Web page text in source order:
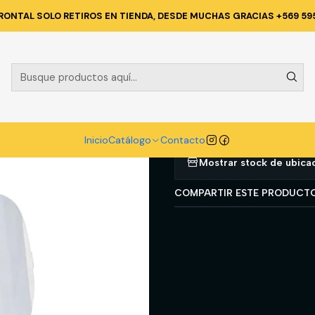
InicioCatálogo Contacto
SOLO RETIROS EN TIENDA, DESDE MUCHAS GRACIAS +569
PROTECCION PERSONAL CRANEO Protector de seguridad
|
Protector
Agregar a la lista
Mostrar stock de
COMPARTIR ESTE